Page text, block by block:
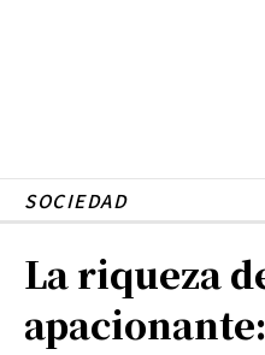
SOCIEDAD
La riqueza